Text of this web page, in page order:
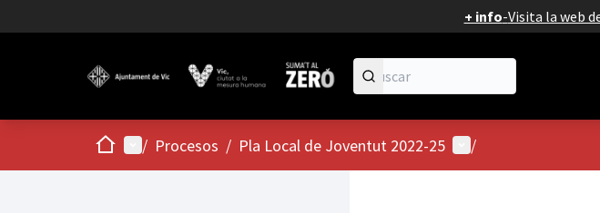
+ info-Visita la web
InicioMenú principal
/ Procesos / Pla Local de Joventut 2022-25 Menú de usuario
/